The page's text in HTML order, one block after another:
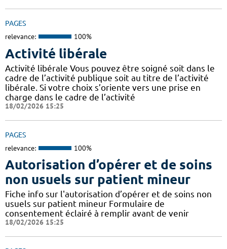
PAGES
relevance: 100%
Activité libérale
Activité libérale Vous pouvez être soigné soit dans le
cadre de l’activité publique soit au titre de l’activité
libérale. Si votre choix s’oriente vers une prise en
charge dans le cadre de l’activité
18/02/2026 15:25
PAGES
relevance: 100%
Autorisation d’opérer et de soins
non usuels sur patient mineur
Fiche info sur l'autorisation d’opérer et de soins non
usuels sur patient mineur Formulaire de
consentement éclairé à remplir avant de venir
18/02/2026 15:25